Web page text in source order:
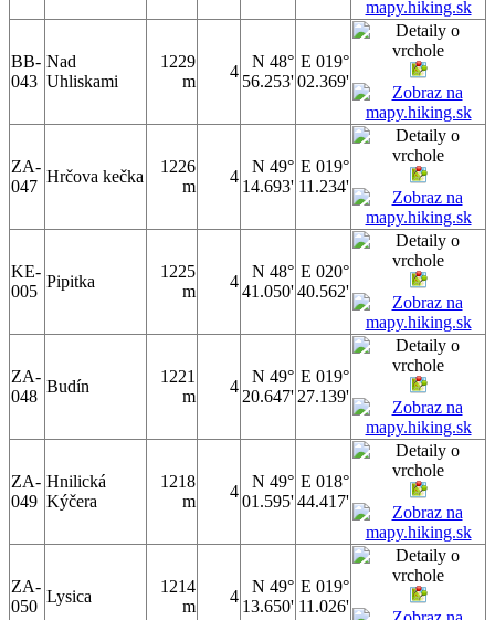
BB-
043
Nad
Uhliskami
1229
m
4
N 48°
56.253'
E 019°
02.369'
ZA-
047
Hrčova kečka
1226
m
4
N 49°
14.693'
E 019°
11.234'
KE-
005
Pipitka
1225
m
4
N 48°
41.050'
E 020°
40.562'
ZA-
048
Budín
1221
m
4
N 49°
20.647'
E 019°
27.139'
ZA-
049
Hnilická
Kýčera
1218
m
4
N 49°
01.595'
E 018°
44.417'
ZA-
050
Lysica
1214
m
4
N 49°
13.650'
E 019°
11.026'